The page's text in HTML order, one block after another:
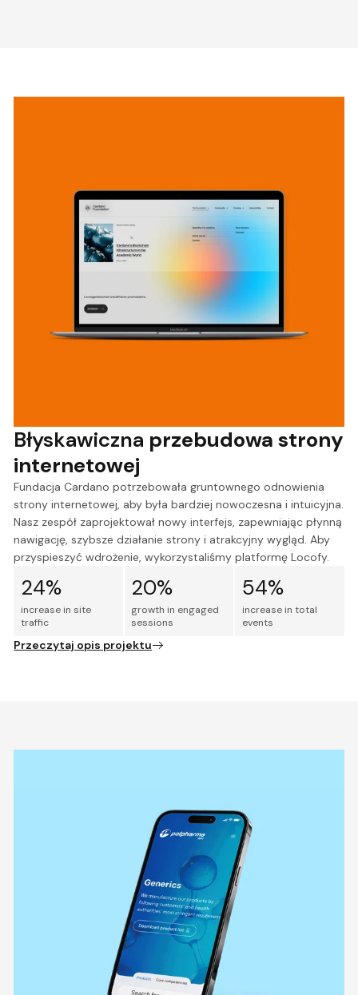
Błyskawiczna przebudowa strony
internetowej
Fundacja Cardano potrzebowała gruntownego odnowienia
strony internetowej, aby była bardziej nowoczesna i intuicyjna.
Nasz zespół zaprojektował nowy interfejs, zapewniając płynną
nawigację, szybsze działanie strony i atrakcyjny wygląd. Aby
przyspieszyć wdrożenie, wykorzystaliśmy platformę Locofy.
24%
increase in site
traffic
20%
growth in engaged
sessions
54%
increase in total
events
Przeczytaj opis projektu